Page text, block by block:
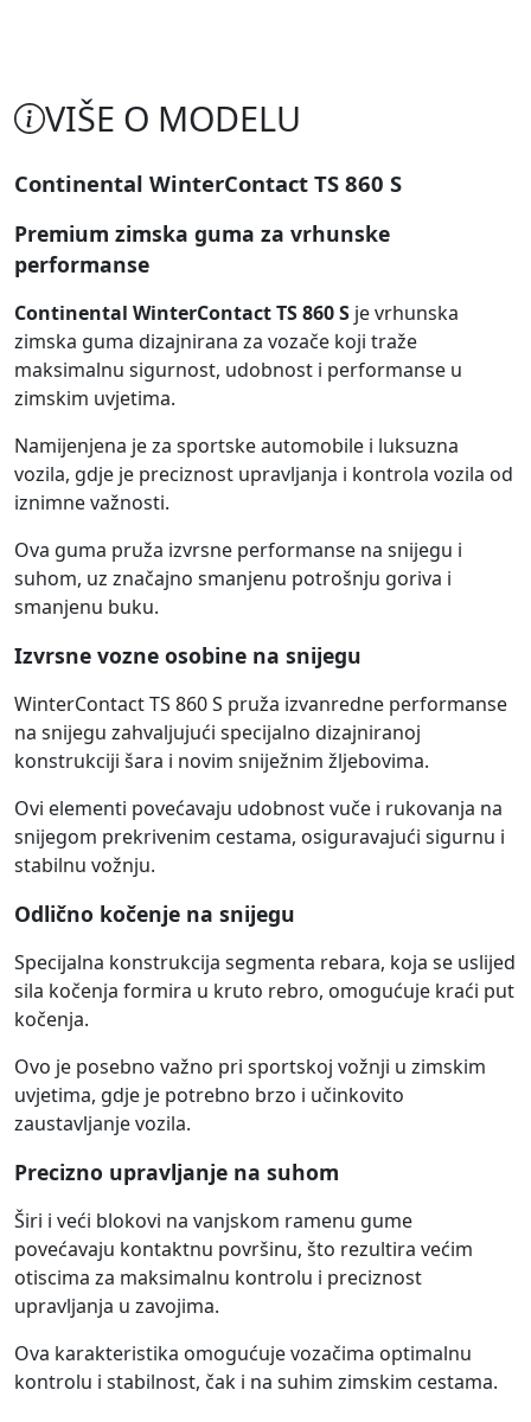
VIŠE O MODELU
Continental WinterContact TS 860 S
Premium zimska guma za vrhunske
performanse
Continental WinterContact TS 860 S je vrhunska
zimska guma dizajnirana za vozače koji traže
maksimalnu sigurnost, udobnost i performanse u
zimskim uvjetima.
Namijenjena je za sportske automobile i luksuzna
vozila, gdje je preciznost upravljanja i kontrola vozila od
iznimne važnosti.
Ova guma pruža izvrsne performanse na snijegu i
suhom, uz značajno smanjenu potrošnju goriva i
smanjenu buku.
Izvrsne vozne osobine na snijegu
WinterContact TS 860 S pruža izvanredne performanse
na snijegu zahvaljujući specijalno dizajniranoj
konstrukciji šara i novim sniježnim žljebovima.
Ovi elementi povećavaju udobnost vuče i rukovanja na
snijegom prekrivenim cestama, osiguravajući sigurnu i
stabilnu vožnju.
Odlično kočenje na snijegu
Specijalna konstrukcija segmenta rebara, koja se uslijed
sila kočenja formira u kruto rebro, omogućuje kraći put
kočenja.
Ovo je posebno važno pri sportskoj vožnji u zimskim
uvjetima, gdje je potrebno brzo i učinkovito
zaustavljanje vozila.
Precizno upravljanje na suhom
Širi i veći blokovi na vanjskom ramenu gume
povećavaju kontaktnu površinu, što rezultira većim
otiscima za maksimalnu kontrolu i preciznost
upravljanja u zavojima.
Ova karakteristika omogućuje vozačima optimalnu
kontrolu i stabilnost, čak i na suhim zimskim cestama.